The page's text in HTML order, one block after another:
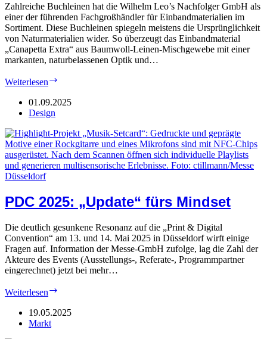
Zahlreiche Buchleinen hat die Wilhelm Leo’s Nachfolger GmbH als
einer der führenden Fachgroßhändler für Einbandmaterialien im
Sortiment. Diese Buchleinen spiegeln meistens die Ursprünglichkeit
von Naturmaterialien wider. So überzeugt das Einbandmaterial
„Canapetta Extra“ aus Baumwoll-Leinen-Mischgewebe mit einer
markanten, naturbelassenen Optik und…
Weiterlesen
(Cover-)
01.09.2025
Design
PDC 2025: „Update“ fürs Mindset
Die deutlich gesunkene Resonanz auf die „Print & Digital
Convention“ am 13. und 14. Mai 2025 in Düsseldorf wirft einige
Fragen auf. Information der Messe-GmbH zufolge, lag die Zahl der
Akteure des Events (Ausstellungs-, Referate-, Programmpartner
eingerechnet) jetzt bei mehr…
Weiterlesen
„Update“
19.05.2025
Markt